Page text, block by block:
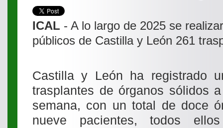
ICAL - A lo largo de 2025 se
públicos de Castilla y León 261
Castilla y León ha registrado
trasplantes de órganos sólidos
semana, con un total de doce
nueve pacientes, todos